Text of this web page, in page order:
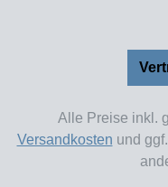
Alle Preise inkl.
Versandkosten und